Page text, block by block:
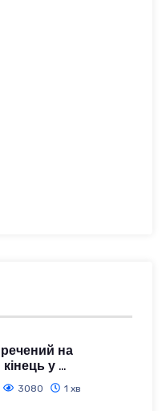
на
у ...
3080
1 хв